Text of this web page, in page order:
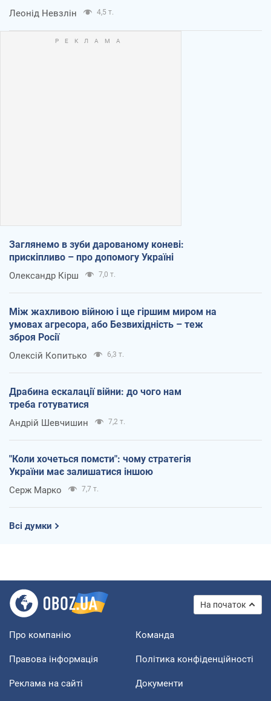
Леонід Невзлін 4,5 т.
Заглянемо в зуби дарованому коневі:
прискіпливо – про допомогу Україні
Олександр Кірш 7,0 т.
Між жахливою війною і ще гіршим миром на
умовах агресора, або Безвихідність – теж
зброя Росії
Олексій Копитько 6,3 т.
Драбина ескалації війни: до чого нам
треба готуватися
Андрій Шевчишин 7,2 т.
"Коли хочеться помсти": чому стратегія
України має залишатися іншою
Серж Марко 7,7 т.
Всі думки
На початок
Про компанію Команда
Правова інформація Політика конфіденційності
Реклама на сайті Документи